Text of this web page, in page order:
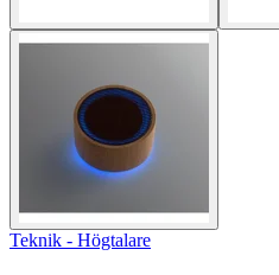
Teknik - Högtalare